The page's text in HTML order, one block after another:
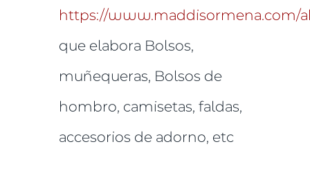
https://www.maddisormena.com/
que elabora Bolsos,
muñequeras, Bolsos de
hombro, camisetas, faldas,
accesorios de adorno, etc